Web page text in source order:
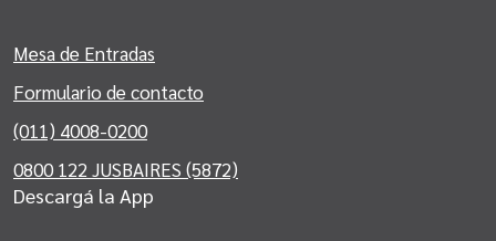
Mesa de Entradas
Formulario de contacto
(011) 4008-0200
0800 122 JUSBAIRES (5872)
Descargá la App